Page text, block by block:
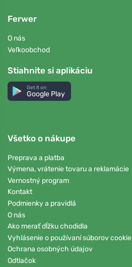
Ferwer
O nás
Veľkoobchod
Stiahnite si aplikáciu
Get it on
Google Play
Všetko o nákupe
Preprava a platba
Výmena, vrátenie tovaru a reklamácie
Vernostný program
Kontakt
Podmienky a pravidlá
O nás
Ako merať dĺžku chodidla
Vyhlásenie o používaní súborov cookie
Ochrana osobných údajov
Odtlačok